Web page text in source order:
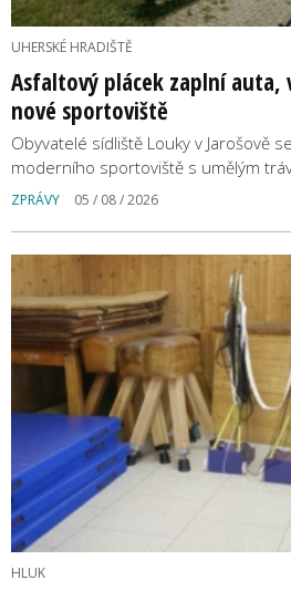
UHERSKÉ HRADIŠTĚ
Asfaltový plácek zaplní auta,
nové sportoviště
Obyvatelé sídliště Louky v Jarošově
moderního sportoviště s umělým
ZPRÁVY 05 / 08 / 2026
HLUK